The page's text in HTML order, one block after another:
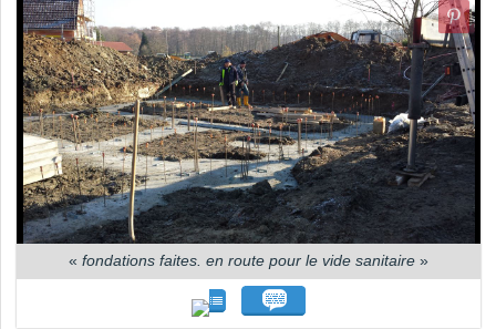
« fondations faites. en route pour le vide sanitaire »